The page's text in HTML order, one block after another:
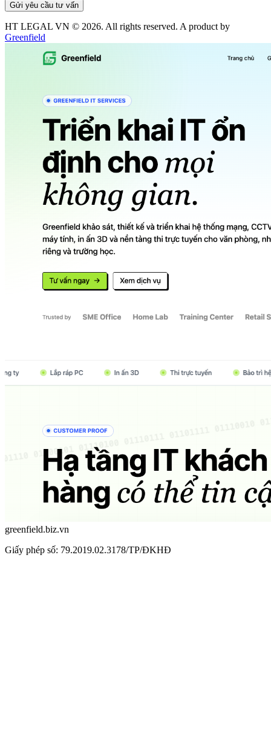
Gửi yêu cầu tư vấn
HT LEGAL VN © 2026. All rights reserved. A product by
Greenfield
greenfield.biz.vn
Giấy phép số: 79.2019.02.3178/TP/ĐKHĐ